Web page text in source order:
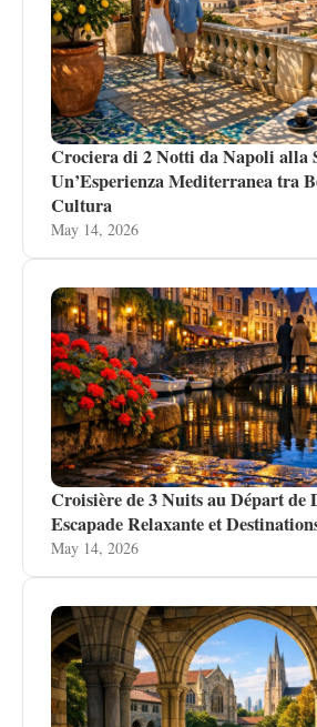
Crociera di 2 Notti da Napoli alla
Un’Esperienza Mediterranea tra
Cultura
May 14, 2026
Croisière de 3 Nuits au Départ de
Escapade Relaxante et
May 14, 2026